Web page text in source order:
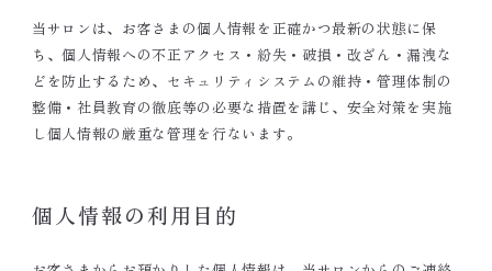
090-7932-6586
営業日を確認の上、お電話ください
〈 メールでのお問い合わせ 〉
body3816@docomo.ne.jp
当サロンは、お客さまの個人情報を正確かつ最新の状態に保
ち、個人情報への不正アクセス・紛失・破損・改ざん・漏洩な
どを防止するため、セキュリティシステムの維持・管理体制の
整備・社員教育の徹底等の必要な措置を講じ、安全対策を実施
し個人情報の厳重な管理を行ないます。
個人情報の利用目的